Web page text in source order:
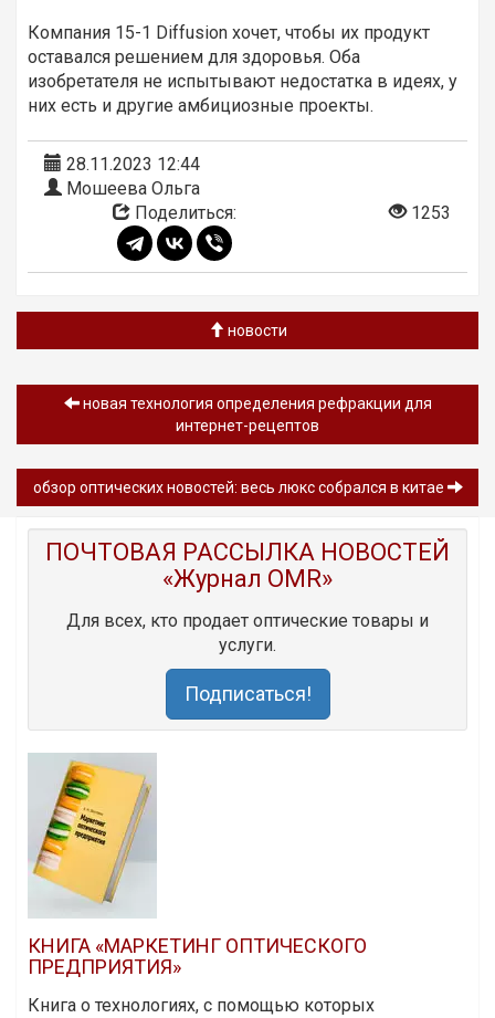
Компания 15-1 Diffusion хочет, чтобы их продукт
оставался решением для здоровья. Оба
изобретателя не испытывают недостатка в идеях, у
них есть и другие амбициозные проекты.
28.11.2023 12:44
Мошеева Ольга
Поделиться:
1253
новости
новая технология определения рефракции для
интернет-рецептов
обзор оптических новостей: весь люкс собрался в китае
ПОЧТОВАЯ РАССЫЛКА НОВОСТЕЙ
«Журнал OMR»
Для всех, кто продает оптические товары и
услуги.
Подписаться!
КНИГА «МАРКЕТИНГ ОПТИЧЕСКОГО
ПРЕДПРИЯТИЯ»
Книга о технологиях, с помощью которых